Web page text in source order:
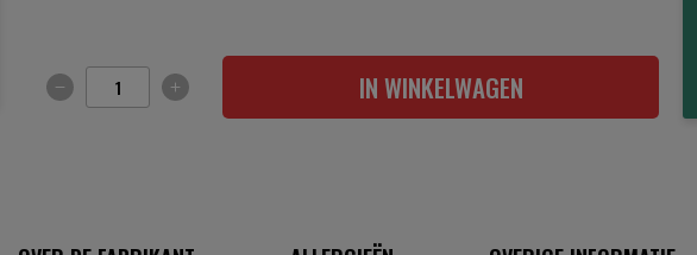
IN WINKELWAGEN